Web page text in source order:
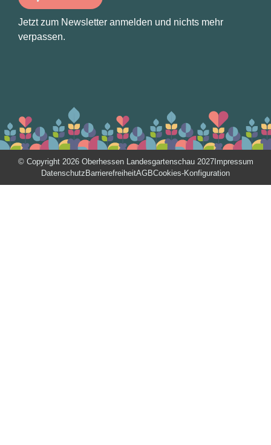
Jetzt zum Newsletter anmelden und nichts mehr
verpassen.
© Copyright 2026 Oberhessen Landesgartenschau 2027Impressum
Datenschutz BarrierefreiheitAGBCookies-Konfiguration